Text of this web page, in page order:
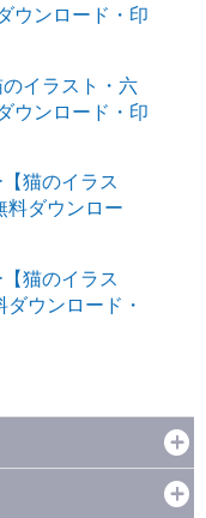
ウンロード・印
イラスト・六
ウンロード・印
猫のイラス
料ダウンロー
猫のイラス
ウンロード・